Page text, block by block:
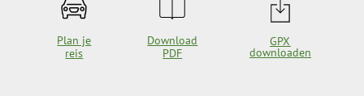
Plan je
reis
Download
PDF
GPX
downloaden